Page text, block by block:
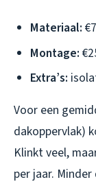
Materiaal:
Montage:
Extra’s:
Voor een
dakoppervlak)
Klinkt veel,
per jaar.